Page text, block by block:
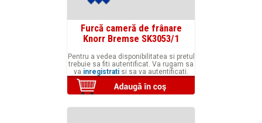
Furcă cameră de frânare
Knorr Bremse SK3053/1
Pentru a vedea disponibilitatea si pretul
trebuie sa fiti autentificat. Va rugam sa
va inregistrati si sa va autentificati.